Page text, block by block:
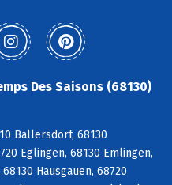
Des Saisons (68130)
Ballersdorf, 68130
Eglingen, 68130 Emlingen,
Hausgauen, 68720